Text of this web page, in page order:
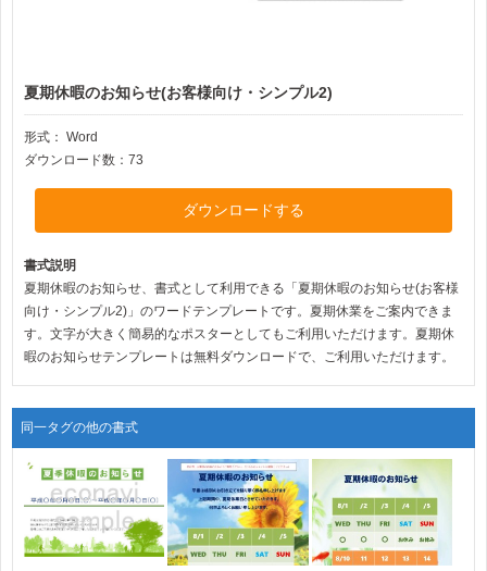
夏期休暇のお知らせ(お客様向け・シンプル2)
形式： Word
ダウンロード数：73
ダウンロードする
書式説明
夏期休暇のお知らせ、書式として利用できる「夏期休暇のお知らせ(お客様
向け・シンプル2)」のワードテンプレートです。夏期休業をご案内できま
す。文字が大きく簡易的なポスターとしてもご利用いただけます。夏期休
暇のお知らせテンプレートは無料ダウンロードで、ご利用いただけます。
同一タグの他の書式